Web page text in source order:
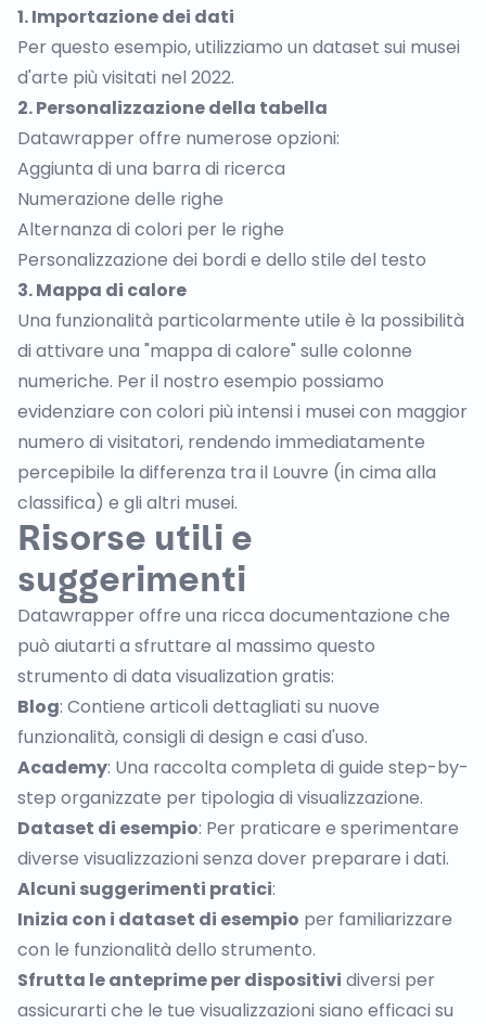
1. Importazione dei dati
Per questo esempio, utilizziamo un dataset sui musei
d'arte più visitati nel 2022.
2. Personalizzazione della tabella
Datawrapper offre numerose opzioni:
Aggiunta di una barra di ricerca
Numerazione delle righe
Alternanza di colori per le righe
Personalizzazione dei bordi e dello stile del testo
3. Mappa di calore
Una funzionalità particolarmente utile è la possibilità
di attivare una "mappa di calore" sulle colonne
numeriche. Per il nostro esempio possiamo
evidenziare con colori più intensi i musei con maggior
numero di visitatori, rendendo immediatamente
percepibile la differenza tra il Louvre (in cima alla
classifica) e gli altri musei.
Risorse utili e
suggerimenti
Datawrapper offre una ricca documentazione che
può aiutarti a sfruttare al massimo questo
strumento di data visualization gratis:
Blog: Contiene articoli dettagliati su nuove
funzionalità, consigli di design e casi d'uso.
Academy: Una raccolta completa di guide step-by-
step organizzate per tipologia di visualizzazione.
Dataset di esempio: Per praticare e sperimentare
diverse visualizzazioni senza dover preparare i dati.
Alcuni suggerimenti pratici:
Inizia con i dataset di esempio per familiarizzare
con le funzionalità dello strumento.
Sfrutta le anteprime per dispositivi diversi per
assicurarti che le tue visualizzazioni siano efficaci su